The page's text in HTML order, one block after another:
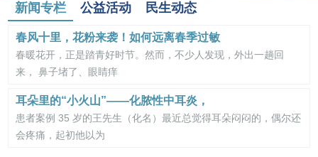
新闻专栏 公益活动 民生动态
春风十里，花粉来袭！如何远离春季过敏
春暖花开，正是踏青好时节。然而，不少人发现，外出一趟回
来， 鼻子堵了、眼睛痒
耳朵里的“小火山”——化脓性中耳炎，
患者案例 35 岁的王先生（化名）最近总觉得耳朵闷闷的，偶尔还
会疼痛，起初他以为